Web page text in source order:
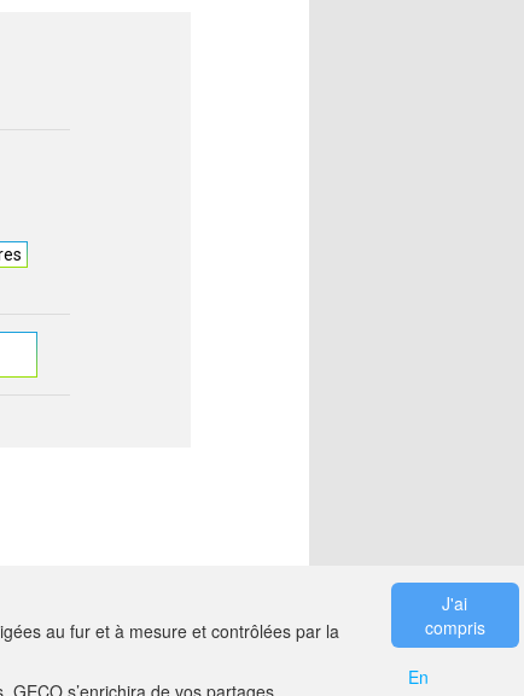
au fur et à mesure et contrôlées par la
GECO s’enrichira de vos partages
J'ai
compris
En